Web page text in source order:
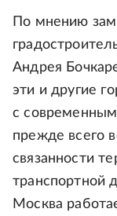
По мнению
Андрея
эти и другие
с
прежде всего
связанности
транспортной
Москва